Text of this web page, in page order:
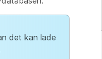
det kan lade